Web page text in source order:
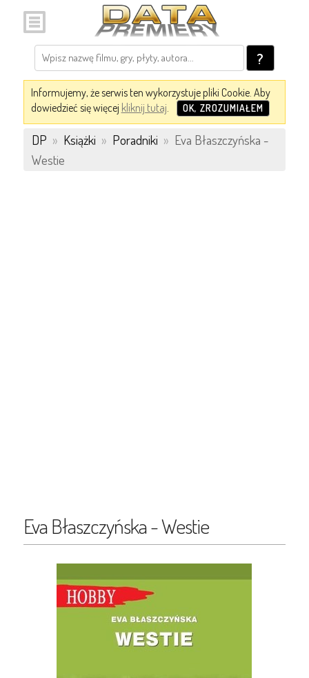
?
Informujemy, że serwis ten wykorzystuje pliki Cookie. Aby
dowiedzieć się więcej kliknij tutaj. OK, ZROZUMIAŁEM
DP » Książki » Poradniki » Eva Błaszczyńska -
Westie
Eva Błaszczyńska - Westie